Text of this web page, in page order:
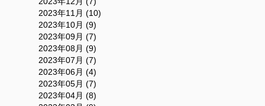
2023年11月 (10)
2023年10月 (9)
2023年09月 (7)
2023年08月 (9)
2023年07月 (7)
2023年06月 (4)
2023年05月 (7)
2023年04月 (8)